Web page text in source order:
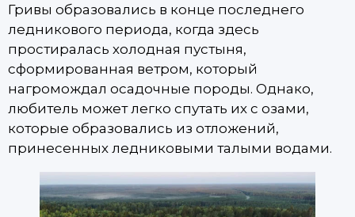
Гривы образовались в конце последнего
ледникового периода, когда здесь
простиралась холодная пустыня,
сформированная ветром, который
нагромождал осадочные породы. Однако,
любитель может легко спутать их с озами,
которые образовались из отложений,
принесенных ледниковыми талыми водами.